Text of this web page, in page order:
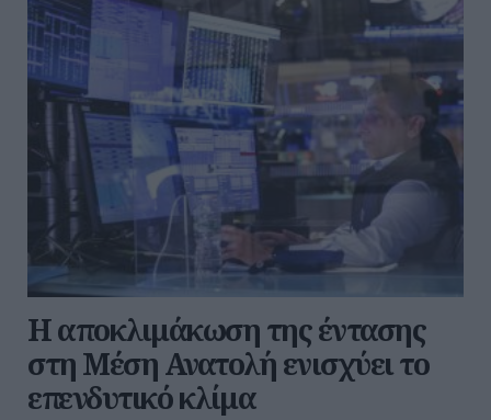
Η αποκλιμάκωση της έντασης
στη Μέση Ανατολή ενισχύει το
επενδυτικό κλίμα